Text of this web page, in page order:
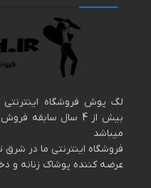
لگ پوش فروشگاه اینترنتی
بیش از 4 سال سابقه
میباشد
فروشگاه اینترنتی ما در شرق
عرضه کننده پوشاک زنانه و